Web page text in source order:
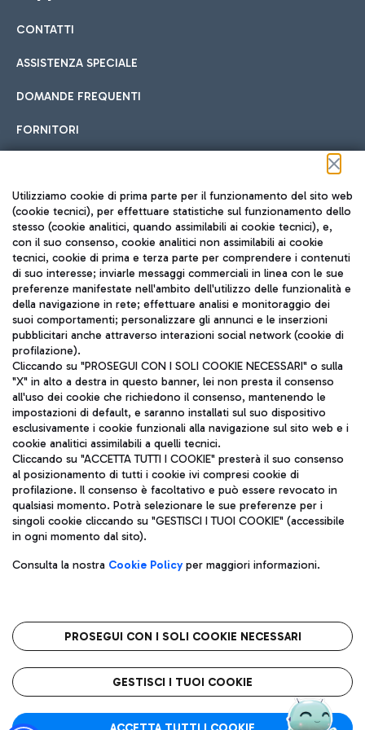
Cucina Internazionale
Fast Food
Pizza
Gelateria
Wine Bar & Sparkling
Hotel in aeroporto
Scegli l'alloggio più adatto e approfitta della vicinanza
all'aeroporto.
Car sharing
Con il Car Sharing è ancora più facile spostarsi
Treno
Raggiungi velocemente l'aeroporto di Fiumicino da Roma
tramite i servizi ferroviari Trenitalia.
Autobus
Scopri le linee di autobus per raggiungere l'aeroporto
Leonardo Da Vinci.
Raggiungi l’aeroporto senza pensieri con il servizio di taxi a
Ristoranti
Scopri la nostra offerta per una pausa gustosa in aeroporto
Mappa Aeroporto Fiumicino
CONTATTI
ASSISTENZA SPECIALE
DOMANDE FREQUENTI
FORNITORI
Seguici sui social
TRAVEL JOURNAL
ITA
Aeroporti di Roma S.p.A. - Società soggetta a direzione e
coordinamento di Mundys S.p.A.
Codice fiscale e Registro delle Imprese di Roma 13032990155 P.
IVA 06572251004
Capitale sociale 62.224.743,00 int. vers.
Sede legale: Via Pier Paolo Racchetti 1 - 00054 Fiumicino (RM)
telefono +39 06 65951
Privacy policy
Note legali
Roma FCO
L'aeroporto stellato
Utilizziamo cookie di prima parte per il funzionamento del sito web
(cookie tecnici), per effettuare statistiche sul funzionamento dello
stesso (cookie analitici, quando assimilabili ai cookie tecnici), e,
con il suo consenso, cookie analitici non assimilabili ai cookie
tecnici, cookie di prima e terza parte per comprendere i contenuti
di suo interesse; inviarle messaggi commerciali in linea con le sue
preferenze manifestate nell'ambito dell'utilizzo delle funzionalità e
della navigazione in rete; effettuare analisi e monitoraggio dei
suoi comportamenti; personalizzare gli annunci e le inserzioni
pubblicitari anche attraverso interazioni social network (cookie di
profilazione).
Cliccando su "PROSEGUI CON I SOLI COOKIE NECESSARI" o sulla
"X" in alto a destra in questo banner, lei non presta il consenso
all'uso dei cookie che richiedono il consenso, mantenendo le
impostazioni di default, e saranno installati sul suo dispositivo
esclusivamente i cookie funzionali alla navigazione sul sito web e i
cookie analitici assimilabili a quelli tecnici.
Cliccando su "ACCETTA TUTTI I COOKIE" presterà il suo consenso
al posizionamento di tutti i cookie ivi compresi cookie di
profilazione. Il consenso è facoltativo e può essere revocato in
qualsiasi momento. Potrà selezionare le sue preferenze per i
singoli cookie cliccando su "GESTISCI I TUOI COOKIE" (accessibile
in ogni momento dal sito).
Consulta la nostra Cookie Policyper maggiori informazioni.
PROSEGUI CON I SOLI COOKIE NECESSARI
GESTISCI I TUOI COOKIE